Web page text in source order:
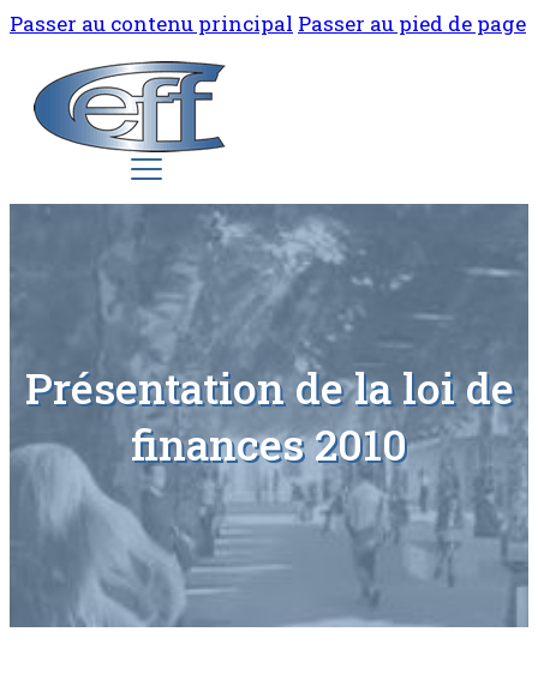
Passer au contenu principal Passer au pied de page
Présentation de la loi de
finances 2010